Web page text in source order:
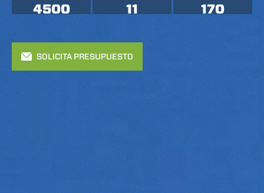
4500 11 170
SOLICITA PRESUPUESTO